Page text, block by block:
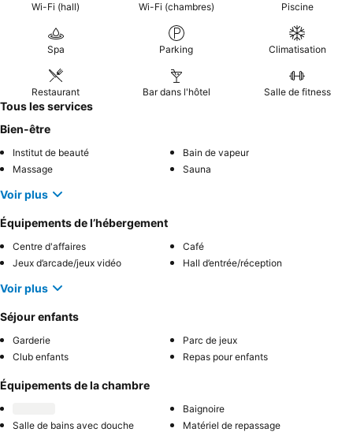
Wi-Fi (hall) Wi-Fi (chambres) Piscine
Spa Parking Climatisation
Restaurant Bar dans l'hôtel Salle de fitness
Tous les services
Bien-être
Institut de beauté
Bain de vapeur
Massage
Sauna
Voir plus
Équipements de l’hébergement
Centre d'affaires
Café
Jeux d’arcade/jeux vidéo
Hall d’entrée/réception
Voir plus
Séjour enfants
Garderie
Parc de jeux
Club enfants
Repas pour enfants
Équipements de la chambre
Baignoire
Salle de bains avec douche
Matériel de repassage